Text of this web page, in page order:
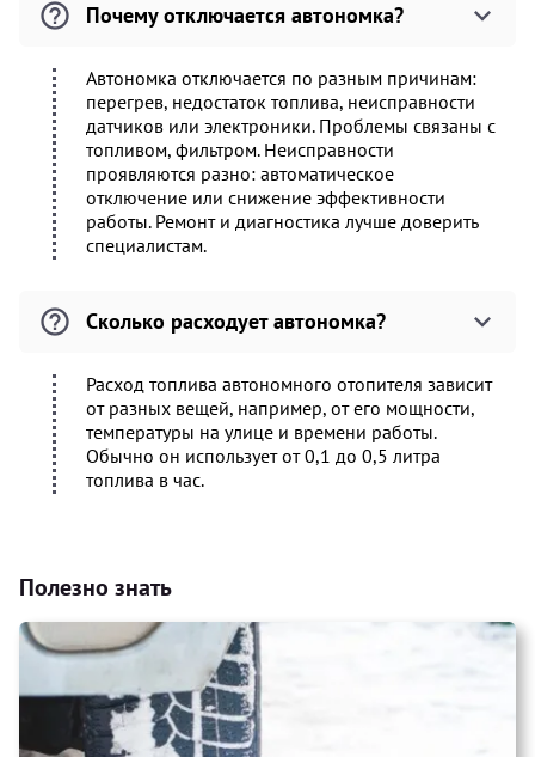
Почему отключается автономка?
Автономка отключается по разным причинам:
перегрев, недостаток топлива, неисправности
датчиков или электроники. Проблемы связаны с
топливом, фильтром. Неисправности
проявляются разно: автоматическое
отключение или снижение эффективности
работы. Ремонт и диагностика лучше доверить
специалистам.
Сколько расходует автономка?
Расход топлива автономного отопителя зависит
от разных вещей, например, от его мощности,
температуры на улице и времени работы.
Обычно он использует от 0,1 до 0,5 литра
топлива в час.
Полезно знать